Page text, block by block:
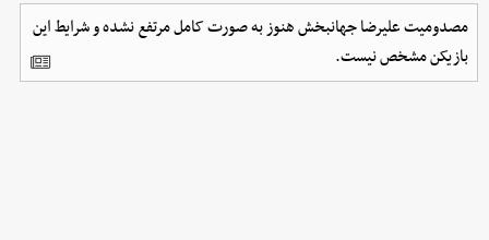
مصدومیت علیرضا جهانبخش هنوز به صورت کامل مرتفع نشده و شرایط این
بازیکن مشخص نیست.​